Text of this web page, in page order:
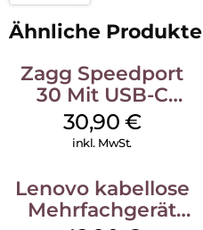
Ähnliche Produkte
Zagg Speedport
30 Mit USB-C
Kabel Weiß
30,90 €
inkl. MwSt.
Lenovo kabellose
Mehrfachgerät